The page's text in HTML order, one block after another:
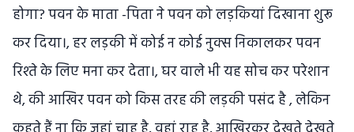
होगा? पवन के माता -पिता ने पवन को लड़कियां दिखाना शुरू
कर दिया।, हर लड़की में कोई न कोई नुक्स निकालकर पवन
रिश्ते के लिए मना कर देता।, घर वाले भी यह सोच कर परेशान
थे, की आखिर पवन को किस तरह की लड़की पसंद है , लेकिन